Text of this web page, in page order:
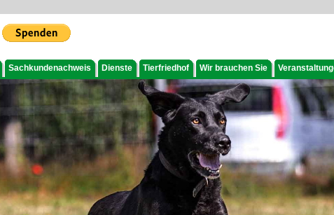
Sachkundenachweis Dienste Tierfriedhof Wir brauchen Sie